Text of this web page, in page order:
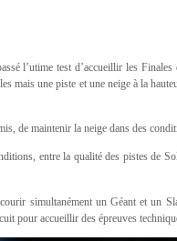
l’utime test d’accueillir les
mais une piste et une neige à la
de maintenir la neige dans des
entre la qualité des pistes de
simultanément un Géant et un
pour accueillir des épreuves